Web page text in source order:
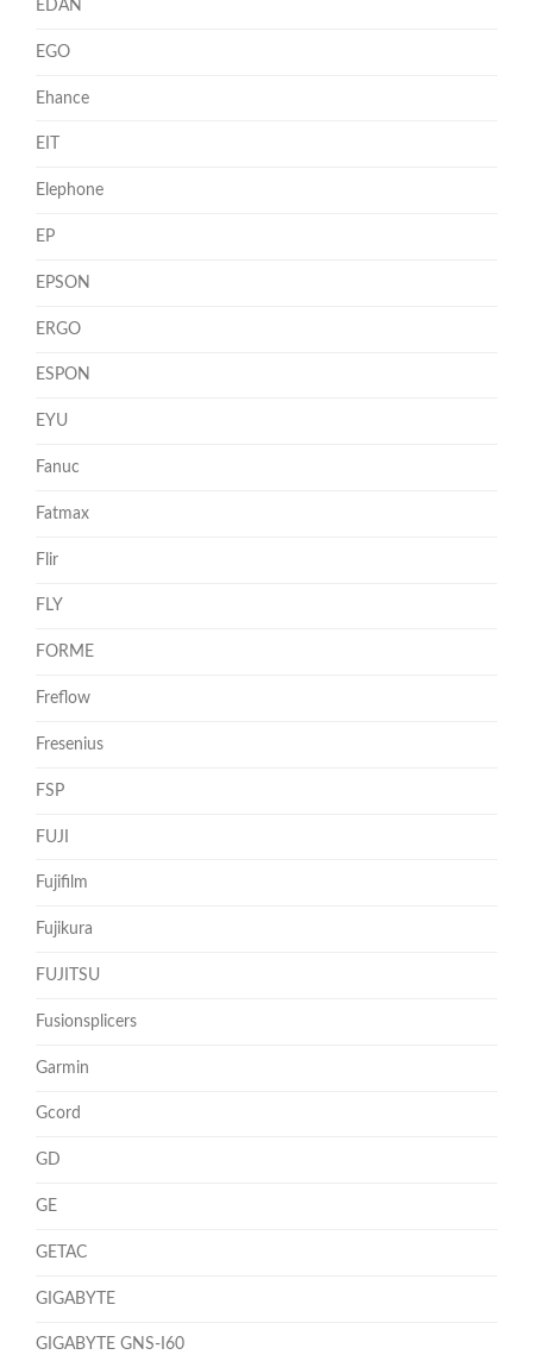
EDAN
EGO
Ehance
EIT
Elephone
EP
EPSON
ERGO
ESPON
EYU
Fanuc
Fatmax
Flir
FLY
FORME
Freflow
Fresenius
FSP
FUJI
Fujifilm
Fujikura
FUJITSU
Fusionsplicers
Garmin
Gcord
GD
GE
GETAC
GIGABYTE
GIGABYTE GNS-I60